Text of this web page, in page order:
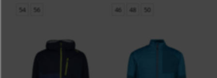
54 56 46 48 50